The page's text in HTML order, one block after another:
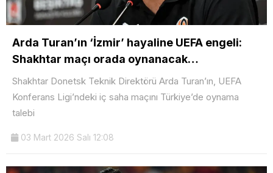
Arda Turan’ın ‘İzmir’ hayaline UEFA engeli:
Shakhtar maçı orada oynanacak…
Shakhtar Donetsk Teknik Direktörü Arda Turan’ın, UEFA
Konferans Ligi’ndeki iç saha maçını Türkiye’de oynama
talebi
03 Mart 2026 Salı 12:08